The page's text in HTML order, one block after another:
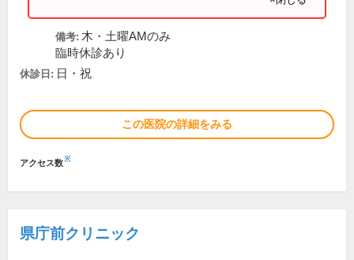
備考: 木・土曜AMのみ
臨時休診あり
休診日: 日・祝
この医院の詳細をみる
アクセス数※
県庁前クリニック